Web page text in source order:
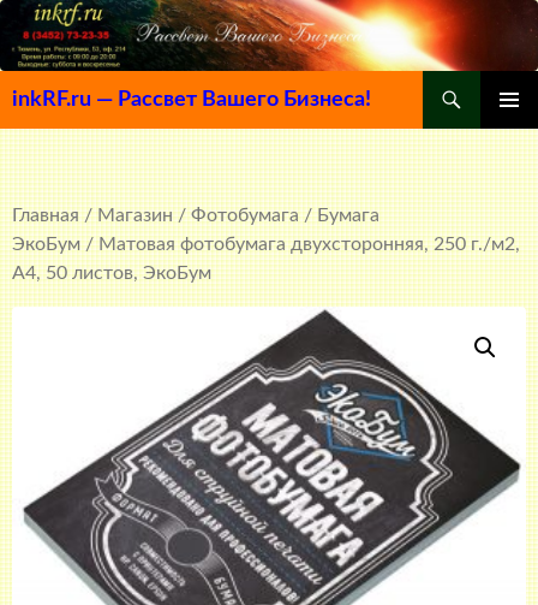
inkRF.ru — Рассвет Вашего Бизнеса!
МЕНЮ
К
СОДЕРЖИМОМУ
Главная/Магазин/Фотобумага/Бумага
ЭкоБум/ Матовая фотобумага двухсторонняя, 250 г./м2,
A4, 50 листов, ЭкоБум